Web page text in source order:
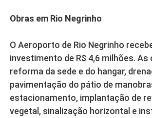
Obras em Rio Negrinho
O Aeroporto de Rio Negrinho
investimento de R$ 4,6 milhões. As
reforma da sede e do hangar,
pavimentação do pátio de
estacionamento, implantação de
vegetal, sinalização horizontal e